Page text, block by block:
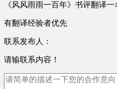
《风风雨雨一百年》书评翻译一
有翻译经验者优先
联系发布人：
请输联系内容！